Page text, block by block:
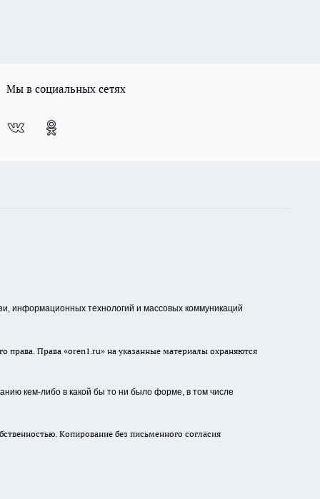
Мы в социальных сетях
информационных технологий и массовых коммуникаций
Права «oren1.ru» на указанные материалы охраняются
кем-либо в какой бы то ни было форме, в том числе
Копирование без письменного согласия